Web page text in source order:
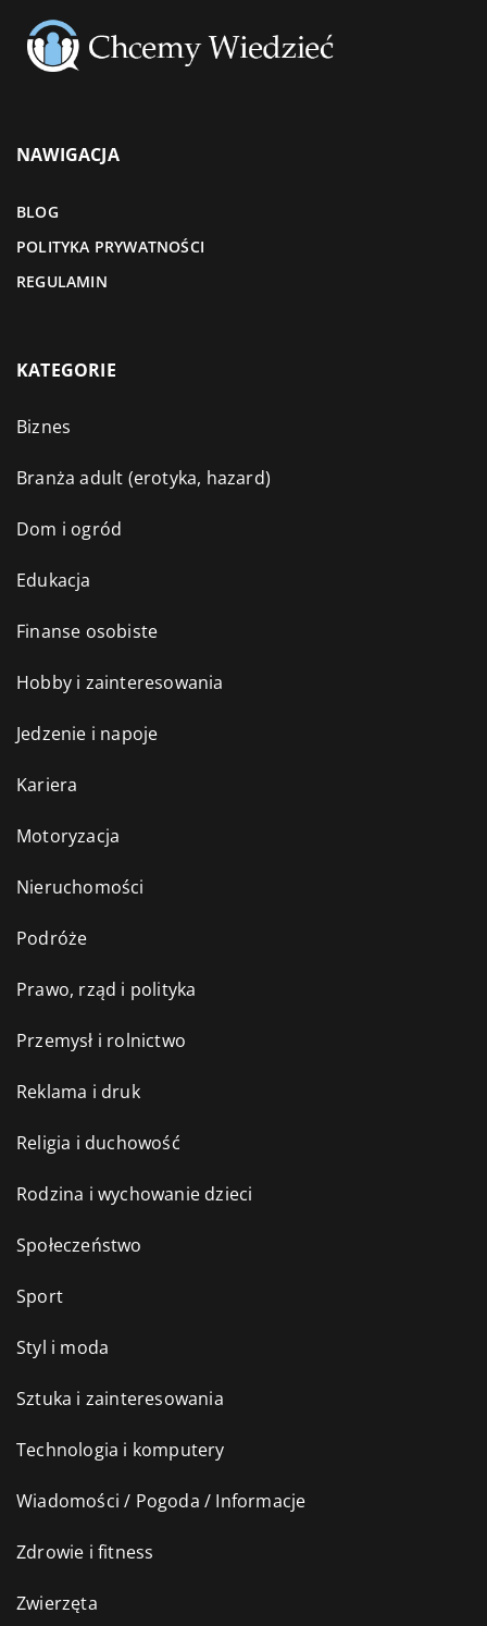
NAWIGACJA
BLOG
POLITYKA PRYWATNOŚCI
REGULAMIN
KATEGORIE
Biznes
Branża adult (erotyka, hazard)
Dom i ogród
Edukacja
Finanse osobiste
Hobby i zainteresowania
Jedzenie i napoje
Kariera
Motoryzacja
Nieruchomości
Podróże
Prawo, rząd i polityka
Przemysł i rolnictwo
Reklama i druk
Religia i duchowość
Rodzina i wychowanie dzieci
Społeczeństwo
Sport
Styl i moda
Sztuka i zainteresowania
Technologia i komputery
Wiadomości / Pogoda / Informacje
Zdrowie i fitness
Zwierzęta